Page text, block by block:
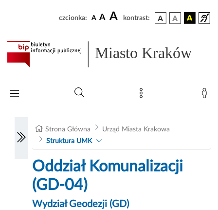
czcionka: A A A kontrast:
Miasto Kraków
Strona Główna
Urząd Miasta Krakowa
Struktura UMK
Oddział Komunalizacji
(GD-04)
Wydział Geodezji (GD)